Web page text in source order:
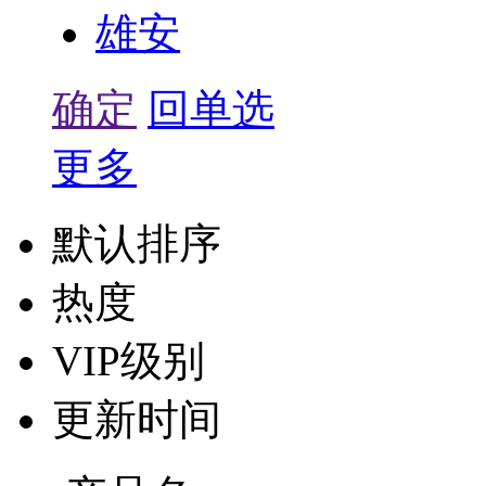
雄安
确定 回单选
更多
默认排序
热度
VIP级别
更新时间